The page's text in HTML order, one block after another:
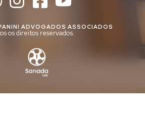
ADVOGADOS ASSOCIADOS
os direitos reservados.